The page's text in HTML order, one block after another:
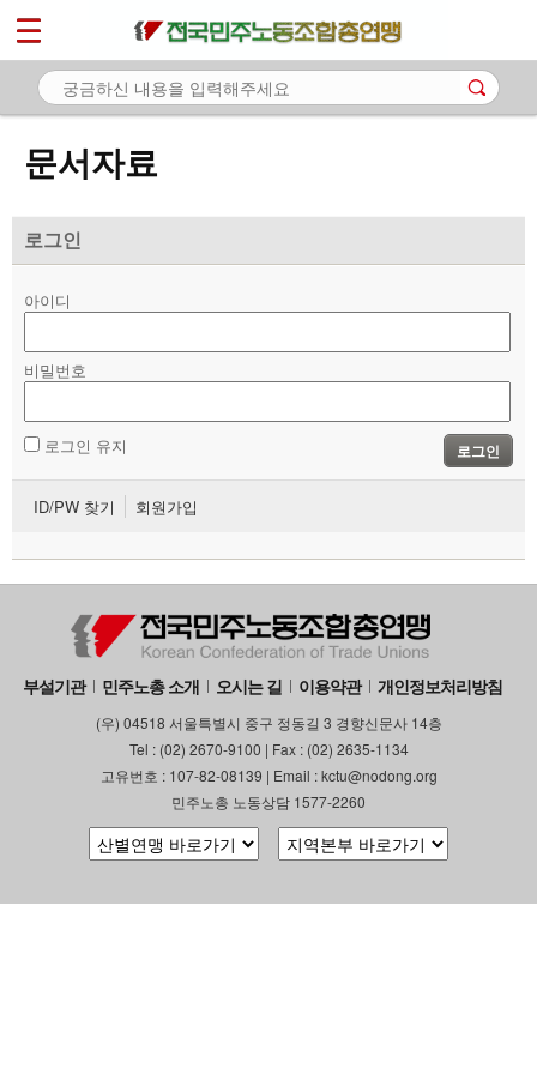
문서자료
로그인
아이디
비밀번호
로그인 유지 로그인
ID/PW 찾기 회원가입
부설기관 민주노총 소개 오시는 길 이용약관 개인정보처리방침
(우) 04518 서울특별시 중구 정동길 3 경향신문사 14층
Tel : (02) 2670-9100 | Fax : (02) 2635-1134
고유번호 : 107-82-08139 | Email : kctu@nodong.org
민주노총 노동상담 1577-2260
마이페이지
소개
노동상담
자료
- 미디어자료
- 카드뉴스
부설기관